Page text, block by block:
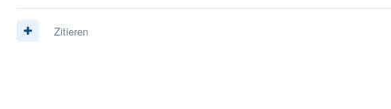
Zitieren